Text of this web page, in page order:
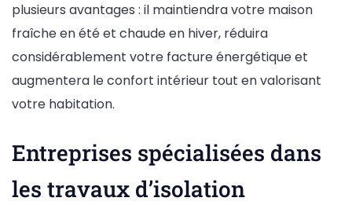
plusieurs avantages : il maintiendra votre maison
fraîche en été et chaude en hiver, réduira
considérablement votre facture énergétique et
augmentera le confort intérieur tout en valorisant
votre habitation.
Entreprises spécialisées dans
les travaux d’isolation